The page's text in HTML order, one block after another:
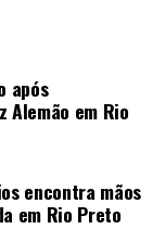
após
Alemão em Rio
encontra mãos
em Rio Preto